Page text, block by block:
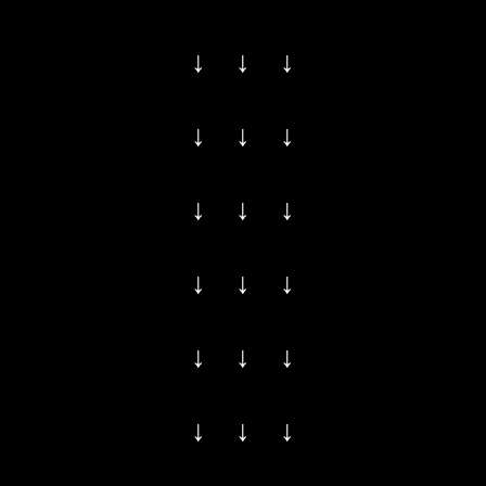
↓ ↓ ↓
↓ ↓ ↓
↓ ↓ ↓
↓ ↓ ↓
↓ ↓ ↓
↓ ↓ ↓